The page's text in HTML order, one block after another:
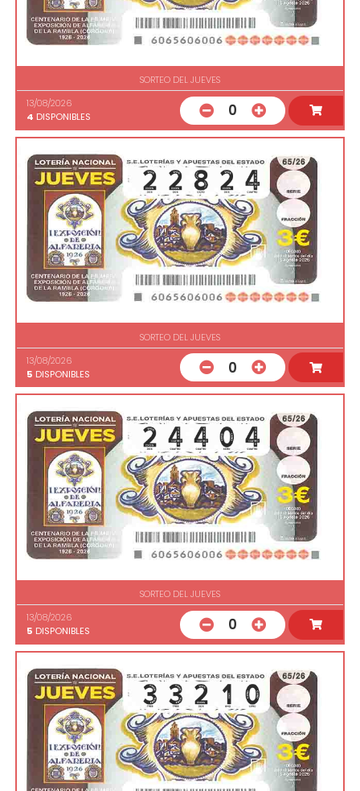
SORTEO DEL JUEVES
13/08/2026
4 DISPONIBLES 0
SORTEO DEL JUEVES
13/08/2026
5 DISPONIBLES 0
SORTEO DEL JUEVES
13/08/2026
5 DISPONIBLES 0